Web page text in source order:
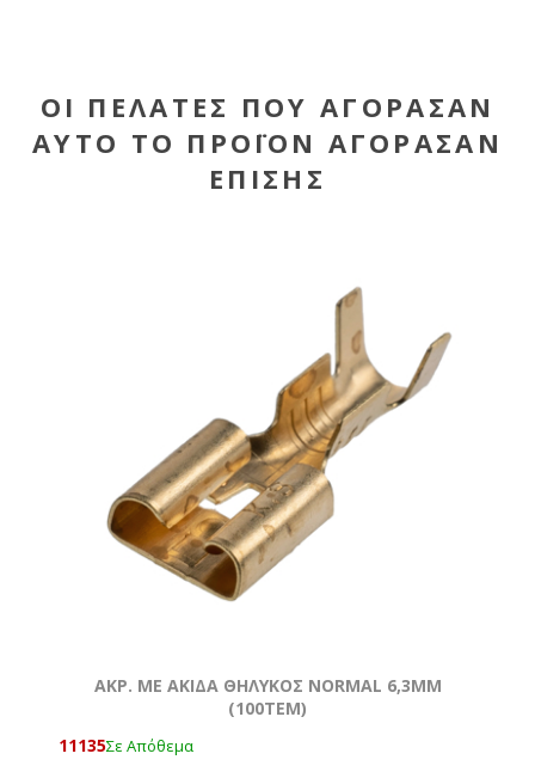
ΟΙ ΠΕΛΆΤΕΣ ΠΟΥ ΑΓΌΡΑΣΑΝ
ΑΥΤΌ ΤΟ ΠΡΟΪΌΝ ΑΓΌΡΑΣΑΝ
ΕΠΊΣΗΣ
AKΡ. ΜΕ ΑΚΙΔΑ ΘΗΛΥΚΟΣ NORMAL 6,3ΜΜ
(100ΤΕΜ)
11135Σε Απόθεμα